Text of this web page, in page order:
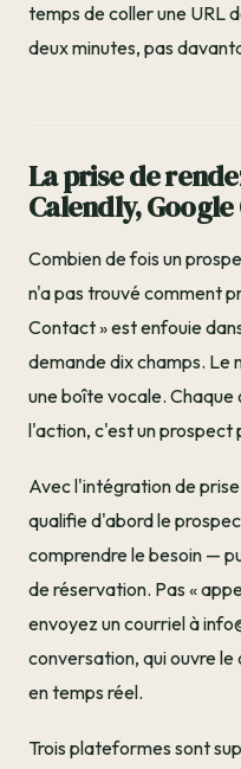
temps de coller une URL
deux minutes, pas
La prise de
Calendly,
Combien de fois un
n'a pas trouvé comment
Contact » est enfouie
demande dix champs. Le
une boîte vocale.
l'action, c'est un prospect
Avec l'intégration de
qualifie d'abord le
comprendre le besoin —
de réservation. Pas «
envoyez un courriel à
conversation, qui ouvre
en temps réel.
Trois plateformes sont